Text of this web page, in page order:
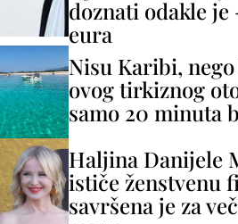
doznati odakle je
eura
Nisu Karibi,
ovog tirkiznog
samo 20 minuta
Haljina Danijele
ističe ženstvenu
savršena je za